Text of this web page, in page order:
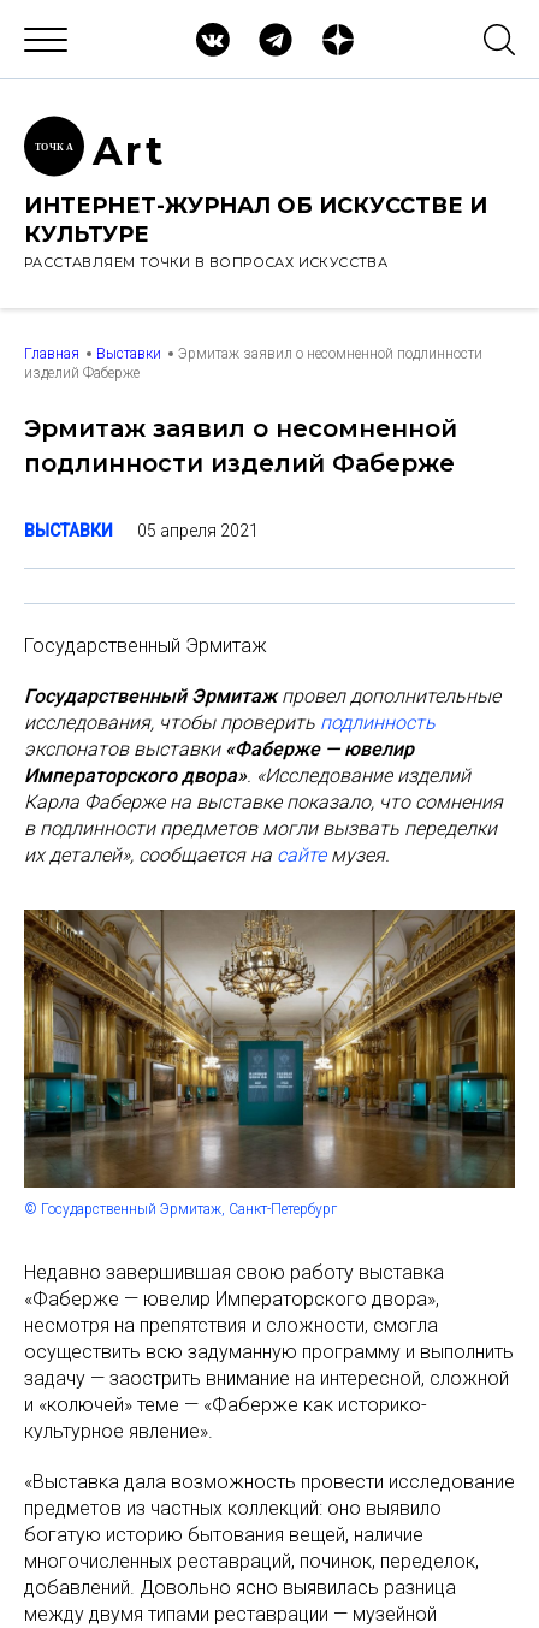
ТОЧК А Art
ИНТЕРНЕТ-ЖУРНАЛ ОБ ИСКУССТВЕ И
КУЛЬТУРЕ
РАССТАВЛЯЕМ ТОЧКИ В ВОПРОСАХ ИСКУССТВА
Главная Выставки
Эрмитаж заявил о несомненной подлинности
изделий Фаберже
Эрмитаж заявил о несомненной
подлинности изделий Фаберже
ВЫСТАВКИ 05 апреля 2021
Государственный Эрмитаж
Государственный Эрмитажпровел дополнительные
исследования, чтобы проверить подлинность
экспонатов выставки «Фаберже — ювелир
Императорского двора». «Исследование изделий
Карла Фаберже на выставке показало, что сомнения
в подлинности предметов могли вызвать переделки
их деталей», сообщается на сайте музея.
© Государственный Эрмитаж, Санкт-Петербург
Недавно завершившая свою работу выставка
«Фаберже — ювелир Императорского двора»,
несмотря на препятствия и сложности, смогла
осуществить всю задуманную программу и выполнить
задачу — заострить внимание на интересной, сложной
и «колючей» теме — «Фаберже как историко-
культурное явление».
«Выставка дала возможность провести исследование
предметов из частных коллекций: оно выявило
богатую историю бытования вещей, наличие
многочисленных реставраций, починок, переделок,
добавлений. Довольно ясно выявилась разница
между двумя типами реставрации — музейной